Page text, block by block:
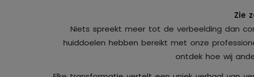
Zie
Niets spreekt meer tot de verbeelding dan
huiddoelen hebben bereikt met onze
ontdek hoe wij